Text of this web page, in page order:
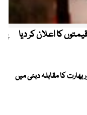
کا اعلان کر دیا
پاکستان اور بھارت کا مقابلہ دبئی میں